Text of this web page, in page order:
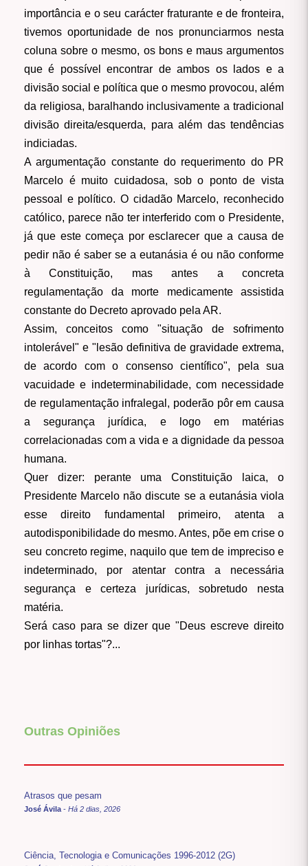
importância e o seu carácter fraturante e de fronteira,
tivemos oportunidade de nos pronunciarmos nesta
coluna sobre o mesmo, os bons e maus argumentos
que é possível encontrar de ambos os lados e a
divisão social e política que o mesmo provocou, além
da religiosa, baralhando inclusivamente a tradicional
divisão direita/esquerda, para além das tendências
indiciadas.
A argumentação constante do requerimento do PR
Marcelo é muito cuidadosa, sob o ponto de vista
pessoal e político. O cidadão Marcelo, reconhecido
católico, parece não ter interferido com o Presidente,
já que este começa por esclarecer que a causa de
pedir não é saber se a eutanásia é ou não conforme
à Constituição, mas antes a concreta
regulamentação da morte medicamente assistida
constante do Decreto aprovado pela AR.
Assim, conceitos como "situação de sofrimento
intolerável" e "lesão definitiva de gravidade extrema,
de acordo com o consenso científico", pela sua
vacuidade e indeterminabilidade, com necessidade
de regulamentação infralegal, poderão pôr em causa
a segurança jurídica, e logo em matérias
correlacionadas com a vida e a dignidade da pessoa
humana.
Quer dizer: perante uma Constituição laica, o
Presidente Marcelo não discute se a eutanásia viola
esse direito fundamental primeiro, atenta a
autodisponibilidade do mesmo. Antes, põe em crise o
seu concreto regime, naquilo que tem de impreciso e
indeterminado, por atentar contra a necessária
segurança e certeza jurídicas, sobretudo nesta
matéria.
Será caso para se dizer que "Deus escreve direito
por linhas tortas"?...
Outras Opiniões
Atrasos que pesam
José Ávila - Há 2 dias, 2026
Ciência, Tecnologia e Comunicações 1996-2012 (2G)